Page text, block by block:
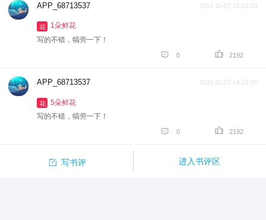
APP_68713537 2021-11-27 15:22:23
花
1朵鲜花
写的不错，犒劳一下！
 0  2192
APP_68713537 2021-11-22 14:23:37
花
5朵鲜花
写的不错，犒劳一下！
 0  2192
 写书评 进入书评区